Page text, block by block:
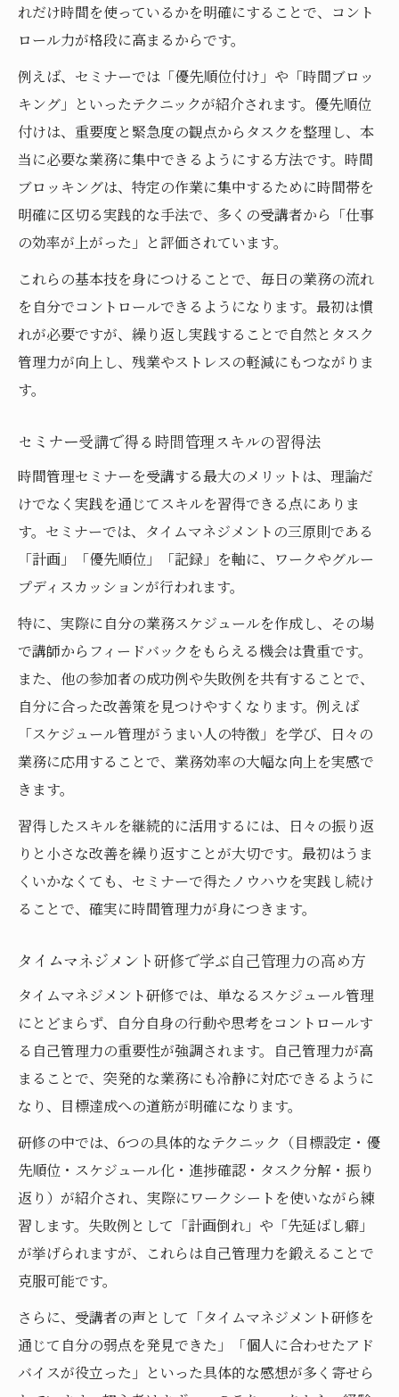
時間管理セミナーが導くタスク整理の実践
ポイント
効果的な時間配分をタスク管理研修で身に
つける方法
タスク管理研修の成功体験を時間管理セミ
ナーに応用
タイムマネジメント研修資料を活用したタ
スク管理術
タイムマネジメントの三原則を実践で活かす方
法
時間管理セミナーで学ぶ三原則の具体的な
使い方
三原則を実践するための時間管理セミナー
取り入れる
三原則を強化する時間管理セミナーのポイ
ント解説
時間管理セミナーで三原則を体系的に学ぶ
メリット
失敗例に学ぶ効果的な時間のコントロール術
時間管理セミナーで知る失敗例と成功への
道筋
失敗例から学ぶ時間管理セミナーの活用ポ
イント
タイムマネジメントで失敗しないための注
トロール
時間管理セミナーが教える失敗回避のノウ
時間管理セミナーで得られる生産性向上の
コツ
タイムマネジメント研修で身につく効率化
スキル
生産性アップを叶える時間管理セミナーの
実践法
タイムマネジメント研修の感想に学ぶ成長
ポイント
時間管理セミナーと研修ゲームの効果的な
組み合わせ
スケジュール管理が上手くなるセミナー活用法
時間管理セミナーで学ぶスケジュール管理
の極意
スケジュール管理が上手い人の思考法と習
慣を解説
れだけ時間を使っているかを明確にすることで、コント
ロール力が格段に高まるからです。
例えば、セミナーでは「優先順位付け」や「時間ブロッ
キング」といったテクニックが紹介されます。優先順位
付けは、重要度と緊急度の観点からタスクを整理し、本
当に必要な業務に集中できるようにする方法です。時間
ブロッキングは、特定の作業に集中するために時間帯を
明確に区切る実践的な手法で、多くの受講者から「仕事
の効率が上がった」と評価されています。
これらの基本技を身につけることで、毎日の業務の流れ
を自分でコントロールできるようになります。最初は慣
れが必要ですが、繰り返し実践することで自然とタスク
管理力が向上し、残業やストレスの軽減にもつながりま
す。
セミナー受講で得る時間管理スキルの習得法
時間管理セミナーを受講する最大のメリットは、理論だ
けでなく実践を通じてスキルを習得できる点にありま
す。セミナーでは、タイムマネジメントの三原則である
「計画」「優先順位」「記録」を軸に、ワークやグルー
プディスカッションが行われます。
特に、実際に自分の業務スケジュールを作成し、その場
で講師からフィードバックをもらえる機会は貴重です。
また、他の参加者の成功例や失敗例を共有することで、
自分に合った改善策を見つけやすくなります。例えば
「スケジュール管理がうまい人の特徴」を学び、日々の
業務に応用することで、業務効率の大幅な向上を実感で
きます。
習得したスキルを継続的に活用するには、日々の振り返
りと小さな改善を繰り返すことが大切です。最初はうま
くいかなくても、セミナーで得たノウハウを実践し続け
ることで、確実に時間管理力が身につきます。
タイムマネジメント研修で学ぶ自己管理力の高め方
タイムマネジメント研修では、単なるスケジュール管理
にとどまらず、自分自身の行動や思考をコントロールす
る自己管理力の重要性が強調されます。自己管理力が高
まることで、突発的な業務にも冷静に対応できるように
なり、目標達成への道筋が明確になります。
研修の中では、6つの具体的なテクニック（目標設定・優
先順位・スケジュール化・進捗確認・タスク分解・振り
返り）が紹介され、実際にワークシートを使いながら練
習します。失敗例として「計画倒れ」や「先延ばし癖」
が挙げられますが、これらは自己管理力を鍛えることで
克服可能です。
さらに、受講者の声として「タイムマネジメント研修を
通じて自分の弱点を発見できた」「個人に合わせたアド
バイスが役立った」といった具体的な感想が多く寄せら